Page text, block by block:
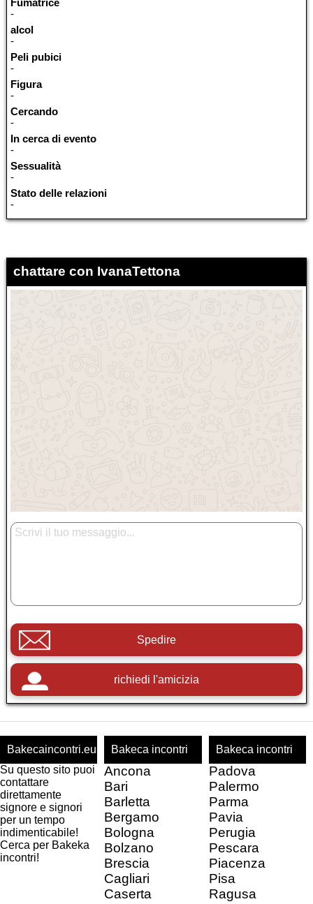
Fumatrice
-
alcol
-
Peli pubici
-
Figura
-
Cercando
-
In cerca di evento
-
Sessualità
-
Stato delle relazioni
-
chattare con IvanaTettona
Spedire
richiedi l'amicizia
Bakecaincontri.eu
Su questo sito puoi
contattare
direttamente
signore e signori
per un tempo
indimenticabile!
Cerca per Bakeka
incontri!
Bakeca incontri
Ancona
Bari
Barletta
Bergamo
Bologna
Bolzano
Brescia
Cagliari
Caserta
Bakeca incontri
Padova
Palermo
Parma
Pavia
Perugia
Pescara
Piacenza
Pisa
Ragusa